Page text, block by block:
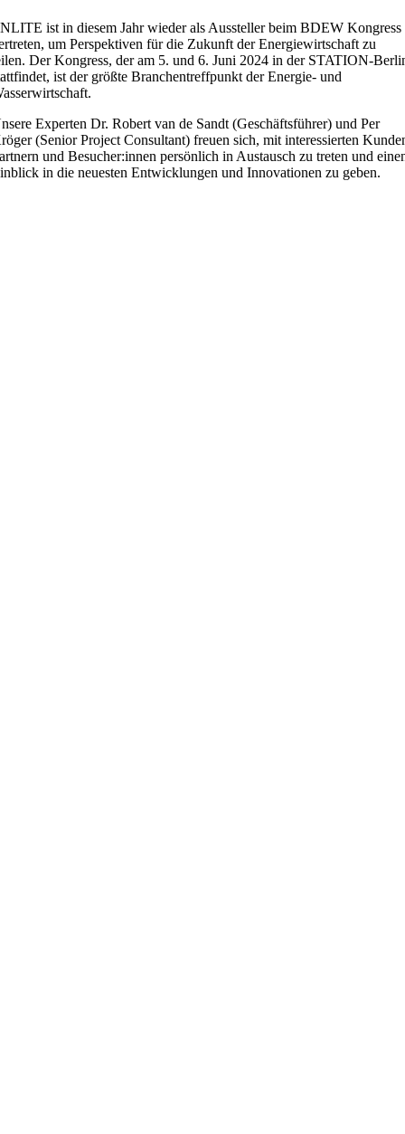
ist in diesem Jahr wieder als Aussteller beim BDEW Kongress
um Perspektiven für die Zukunft der Energiewirtschaft zu
Der Kongress, der am 5. und 6. Juni 2024 in der STATION-
ist der größte Branchentreffpunkt der Energie- und
Experten Dr. Robert van de Sandt (Geschäftsführer) und Per
(Senior Project Consultant) freuen sich, mit interessierten
und Besucher:innen persönlich in Austausch zu treten und
in die neuesten Entwicklungen und Innovationen zu geben.